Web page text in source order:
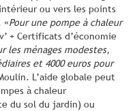
ou vers les points
«Pour une pompe à chaleur
+ Certificats d’économie
les ménages modestes,
et 4000 euros pour
L’aide globale peut
à chaleur
du sol du jardin) ou